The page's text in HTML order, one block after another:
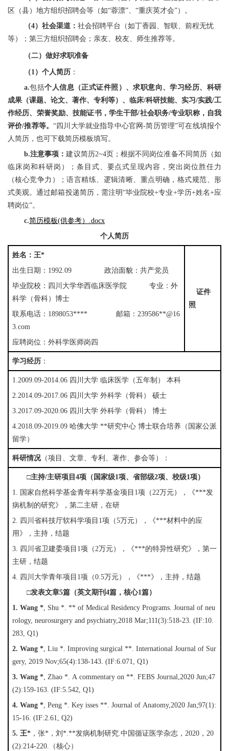
区（县）地方组织招聘会等（如“蓉漂”、“重庆英才会”）。
（4）社会渠道： 社会招聘平台（如丁香园、智联、前程无忧
等）；第三方组织招聘会；亲友、校友、师生推荐等。
（二）做好求职准备
（1）个人简历 ：
a.包括个人信息（正式证件照）、求职意向、学习经历、科研
成果（课题、论文、著作、专利等）、临床/科研技能、实习/实践/工
作经历、荣誉奖励、技能证书，学生干部/社会职务/专业职称，自我
评价/推荐等。“四川大学就业指导中心官网-简历管理”可在线填报个
人简历，也可下载简历模板填写。
b.注意事项：建议简历2~4页；根据不同岗位准备不同简历（如
临床岗和科研岗）；条目式、要点式呈现内容，突出岗位胜任力
（核心竞争力）；语言精练、逻辑清晰、重点明确，格式规范、形
式美观。通过邮箱投递简历，需注明“毕业院校+专业+学历+姓名+应
聘岗位”。
c.简历模板(供参考）.docx
个人简历
姓名：王*
出生日期：1992.09                政治面貌：共产党员
毕业院校：四川大学华西临床医学院           专业：外
科学（骨科）博士
联系电话：1898053****              邮箱：239586**@16
3.com
应聘岗位：外科学医师岗四
证件
照
学习经历 ：
1.2009.09-2014.06 四川大学 临床医学（五年制） 本科
2.2014.09-2017.06 四川大学 外科学（骨科） 硕士
3.2017.09-2020.06 四川大学 外科学（骨科） 博士
4.2018.09-2019.09 哈佛大学 **研究中心 博士联合培养（国家公派
留学）
科研情况（项目、文章、专利、著作、参会等）：
□主持/主研项目4项（国家级1项、省部级2项、校级1项）
1. 国家自然科学基金青年科学基金项目1项（22万元），《***发
病机制的研究》，第二主研，在研
2. 四川省科技厅软科学项目1项（5万元），《***材料中的应
用》，主持，结题
3. 四川省卫建委项目1项（2万元），《***的特异性研究》，第一
主研，结题
4. 四川大学青年项目1项（0.5万元），《***》，主持，结题
□发表文章5篇（英文期刊4篇，核心1篇）
1. Wang *, Shu *. ** of Medical Residency Programs. Journal of neu
rology, neurosurgery and psychiatry,2018 Mar;111(3):518-23. (IF:10.
283, Q1)
2. Wang *, Liu *. Improving surgical **. International Journal of Sur
gery, 2019 Nov;65(4):138-143. (IF:6.071, Q1)
3. Wang *, Zhao *. A commentary on **. FEBS Journal,2020 Jun;47
(2):159-163. (IF:5.542, Q1)
4. Wang *, Peng *. Key isses **. Journal of Anatomy,2020 Jan;97(1):
15-16. (IF:2.61, Q2)
5. 王* ，张*，刘*.**发病机制研究.中国循证医学杂志，2020，20
(2):214-220.（核心）